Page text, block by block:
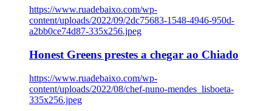
https://www.ruadebaixo.com/wp-
content/uploads/2022/09/2dc75683-1548-4946-950d-
a2bb0ce74d87-335x256.jpeg
Honest Greens prestes a chegar ao Chiado
https://www.ruadebaixo.com/wp-
content/uploads/2022/08/chef-nuno-mendes_lisboeta-
335x256.jpeg